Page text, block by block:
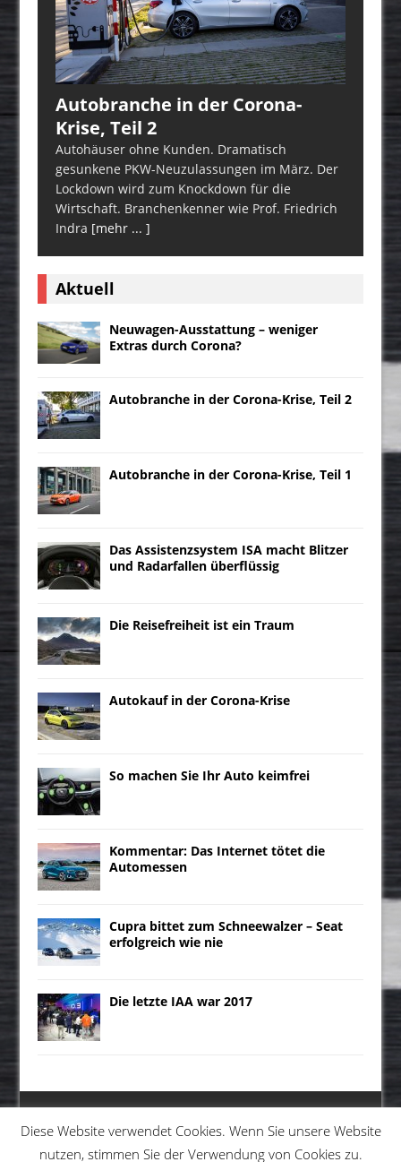
Autobranche in der Corona-
Krise, Teil 2
Autohäuser ohne Kunden. Dramatisch
gesunkene PKW-Neuzulassungen im März. Der
Lockdown wird zum Knockdown für die
Wirtschaft. Branchenkenner wie Prof. Friedrich
Indra [mehr ... ]
Aktuell
Neuwagen-Ausstattung – weniger
Extras durch Corona?
Autobranche in der Corona-Krise, Teil 2
Autobranche in der Corona-Krise, Teil 1
Das Assistenzsystem ISA macht Blitzer
und Radarfallen überflüssig
Die Reisefreiheit ist ein Traum
Autokauf in der Corona-Krise
So machen Sie Ihr Auto keimfrei
Kommentar: Das Internet tötet die
Automessen
Cupra bittet zum Schneewalzer – Seat
erfolgreich wie nie
Die letzte IAA war 2017
Diese Website verwendet Cookies. Wenn Sie unsere Website
nutzen, stimmen Sie der Verwendung von Cookies zu.